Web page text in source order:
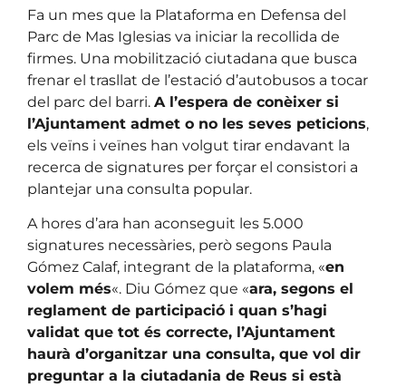
Fa un mes que la Plataforma en Defensa del
Parc de Mas Iglesias va iniciar la recollida de
firmes. Una mobilització ciutadana que busca
frenar el trasllat de l’estació d’autobusos a tocar
del parc del barri. A l’espera de conèixer si
l’Ajuntament admet o no les seves peticions,
els veïns i veïnes han volgut tirar endavant la
recerca de signatures per forçar el consistori a
plantejar una consulta popular.
A hores d’ara han aconseguit les 5.000
signatures necessàries, però segons Paula
Gómez Calaf, integrant de la plataforma, «en
volem més«. Diu Gómez que «ara, segons el
reglament de participació i quan s’hagi
validat que tot és correcte, l’Ajuntament
haurà d’organitzar una consulta, que vol dir
preguntar a la ciutadania de Reus si està